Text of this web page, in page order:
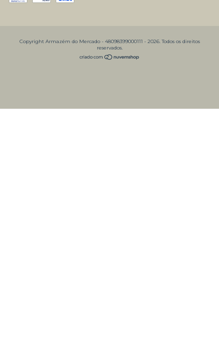
Copyright Armazém do Mercado - 48098399000111 - 2026. Todos os direitos
reservados.